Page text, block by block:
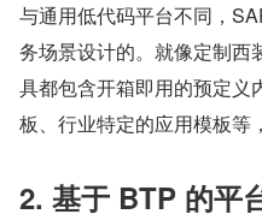
与通用低代码平台不同，
务场景设计的。就像定制西
具都包含开箱即用的预定义
板、行业特定的应用模板等
2. 基于 BTP 的平